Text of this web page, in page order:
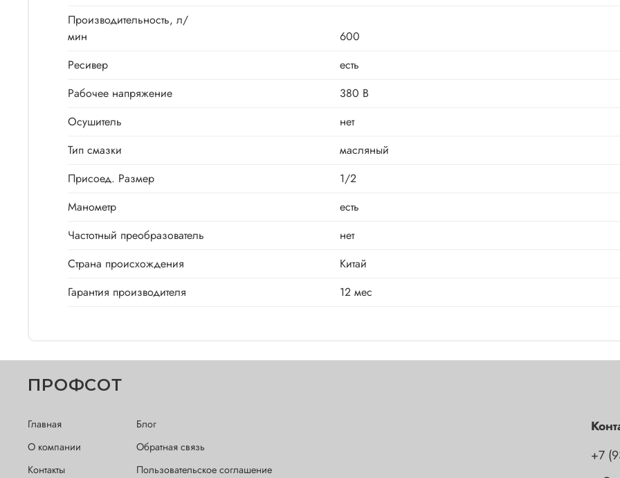
Производитель­ность, л/
мин
600
Ресивер
есть
Рабочее напряжение
380 В
Осушитель
нет
Тип смазки
масляный
Присоед. Размер
1/2
Манометр
есть
Частотный преобразователь
нет
Страна происхождения
Китай
Гарантия производителя
12 мес
ПРОФСОТ
Главная
О компании
Контакты
Блог
Обратная связь
Пользовательское соглашение
+7